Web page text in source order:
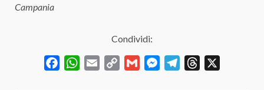
Campania
Condividi:
FacebookWhatsApp
Email
Copy
Gmail MessengerTelegramThreads